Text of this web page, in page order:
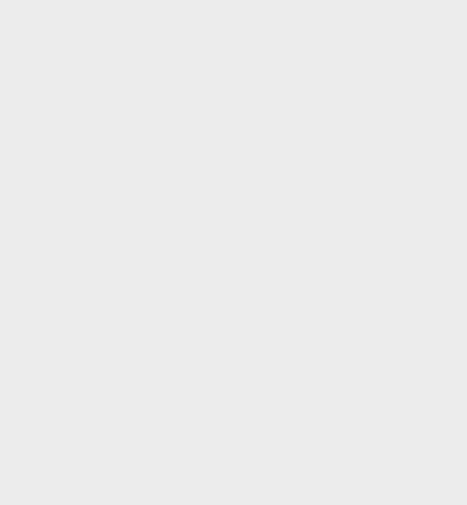
Polres Cilegon bersama
Cilegon dan unsur terkait